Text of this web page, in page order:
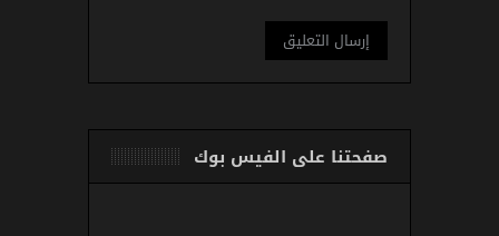
صفحتنا على الفيس بوك